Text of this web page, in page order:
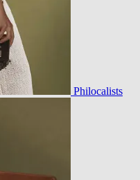
Philocalists